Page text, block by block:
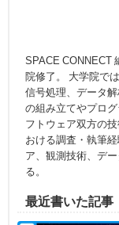
SPACE CONNECT
院修了。 大学院で
信号処理、データ
の組み立てやプロ
フトウェア双方の
おける調査・執筆
ア、観測技術、デ
る。
最近書いた記事